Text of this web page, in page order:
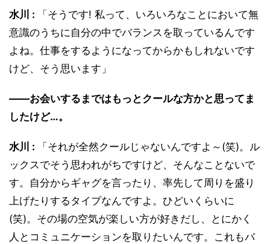
水川 :
「そうです! 私って、いろいろなことにおいて無
意識のうちに自分の中でバランスを取っているんです
よね。仕事をするようになってからかもしれないです
けど、そう思います」
――お会いするまではもっとクールな方かと思ってま
したけど…。
水川 :
「それが全然クールじゃないんですよ～(笑)。ル
ックスでそう思われがちですけど、そんなことないで
す。自分からギャグを言ったり、率先して周りを盛り
上げたりするタイプなんですよ。ひどいくらいに
(笑)。その場の空気が楽しい方が好きだし、とにかく
人とコミュニケーションを取りたいんです。これもバ